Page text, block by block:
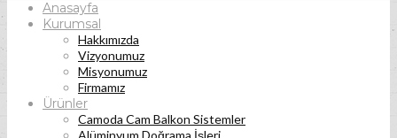
Anasayfa
Kurumsal
Hakkımızda
Vizyonumuz
Misyonumuz
Firmamız
Ürünler
Camoda Cam Balkon Sistemler
Alüminyum Doğrama İşleri